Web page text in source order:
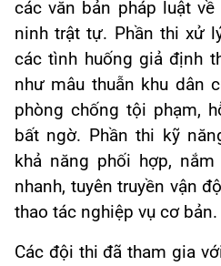
các văn bản pháp luật
ninh trật tự. Phần thi xử
các tình huống giả định
như mâu thuẫn khu dân
phòng chống tội phạm,
bất ngờ. Phần thi kỹ
khả năng phối hợp,
nhanh, tuyên truyền vận
thao tác nghiệp vụ cơ bản.
Các đội thi đã tham gia